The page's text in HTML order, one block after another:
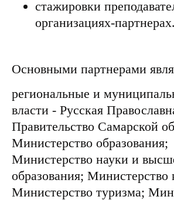
стажировки
организациях-партнерах.
Основными партнерами
региональные и
власти - Русская
Правительство Самарской
Министерство образования;
Министерство науки и
образования; Министерство
Министерство туризма;